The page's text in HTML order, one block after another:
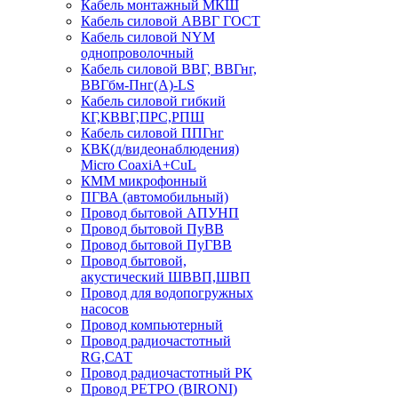
Кабель монтажный МКШ
Кабель силовой АВВГ ГОСТ
Кабель силовой NYM
однопроволочный
Кабель силовой ВВГ, ВВГнг,
ВВГбм-Пнг(А)-LS
Кабель силовой гибкий
КГ,КВВГ,ПРС,РПШ
Кабель силовой ППГнг
КВК(д/видеонаблюдения)
Micro CoaxiA+CuL
КММ микрофонный
ПГВА (автомобильный)
Провод бытовой АПУНП
Провод бытовой ПуВВ
Провод бытовой ПуГВВ
Провод бытовой,
акустический ШВВП,ШВП
Провод для водопогружных
насосов
Провод компьютерный
Провод радиочастотный
RG,САТ
Провод радиочастотный РК
Провод РЕТРО (BIRONI)